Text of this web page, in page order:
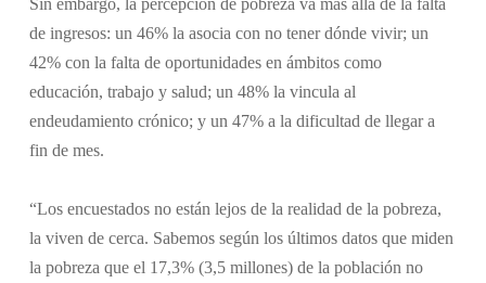
de ingresos: un 46% la asocia con no tener dónde vivir; un
42% con la falta de oportunidades en ámbitos como
educación, trabajo y salud; un 48% la vincula al
endeudamiento crónico; y un 47% a la dificultad de llegar a
fin de mes.
“Los encuestados no están lejos de la realidad de la pobreza,
la viven de cerca. Sabemos según los últimos datos que miden
la pobreza que el 17,3% (3,5 millones) de la población no